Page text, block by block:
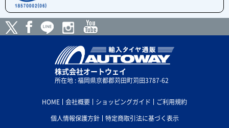
株式会社オートウェイ
所在地 : 福岡県京都郡苅田町苅田3787-62
HOME 会社概要 ショッピングガイド
ご利用規約
個人情報保護方針
特定商取引法に基づく表示